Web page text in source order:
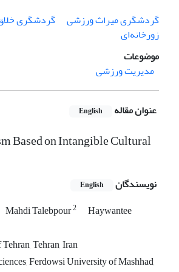
گردشگری میراث ورزشی
گردشگری
زورخانه‌ای
موضوعات
مدیریت ورزشی
عنوان مقاله English
Based on Intangible Cultural
نویسندگان English
Mahdi Talebpour2
Haywantee
Tehran, Iran
Ferdowsi University of Mashhad,